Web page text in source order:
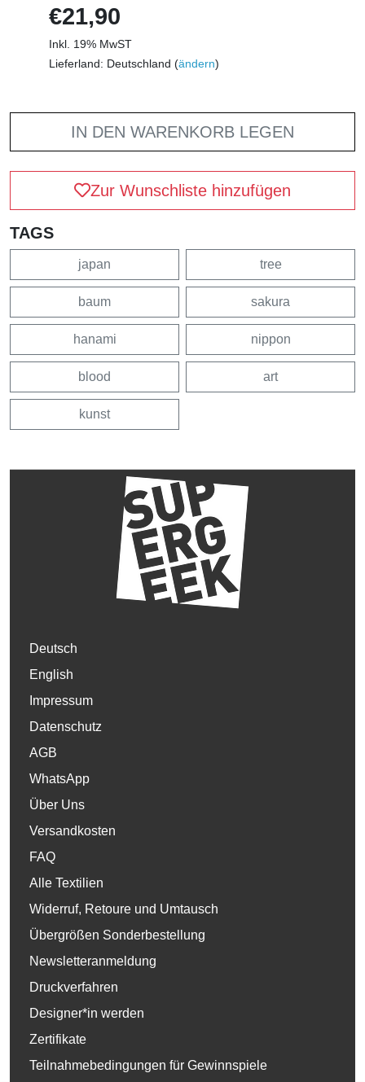
€21,90
Inkl. 19% MwST
Lieferland: Deutschland (ändern)
IN DEN WARENKORB LEGEN
Zur Wunschliste hinzufügen
TAGS
japan tree
baum sakura
hanami nippon
blood art
kunst
Deutsch
English
Impressum
Datenschutz
AGB
WhatsApp
Über Uns
Versandkosten
FAQ
Alle Textilien
Widerruf, Retoure und Umtausch
Übergrößen Sonderbestellung
Newsletteranmeldung
Druckverfahren
Designer*in werden
Zertifikate
Teilnahmebedingungen für Gewinnspiele